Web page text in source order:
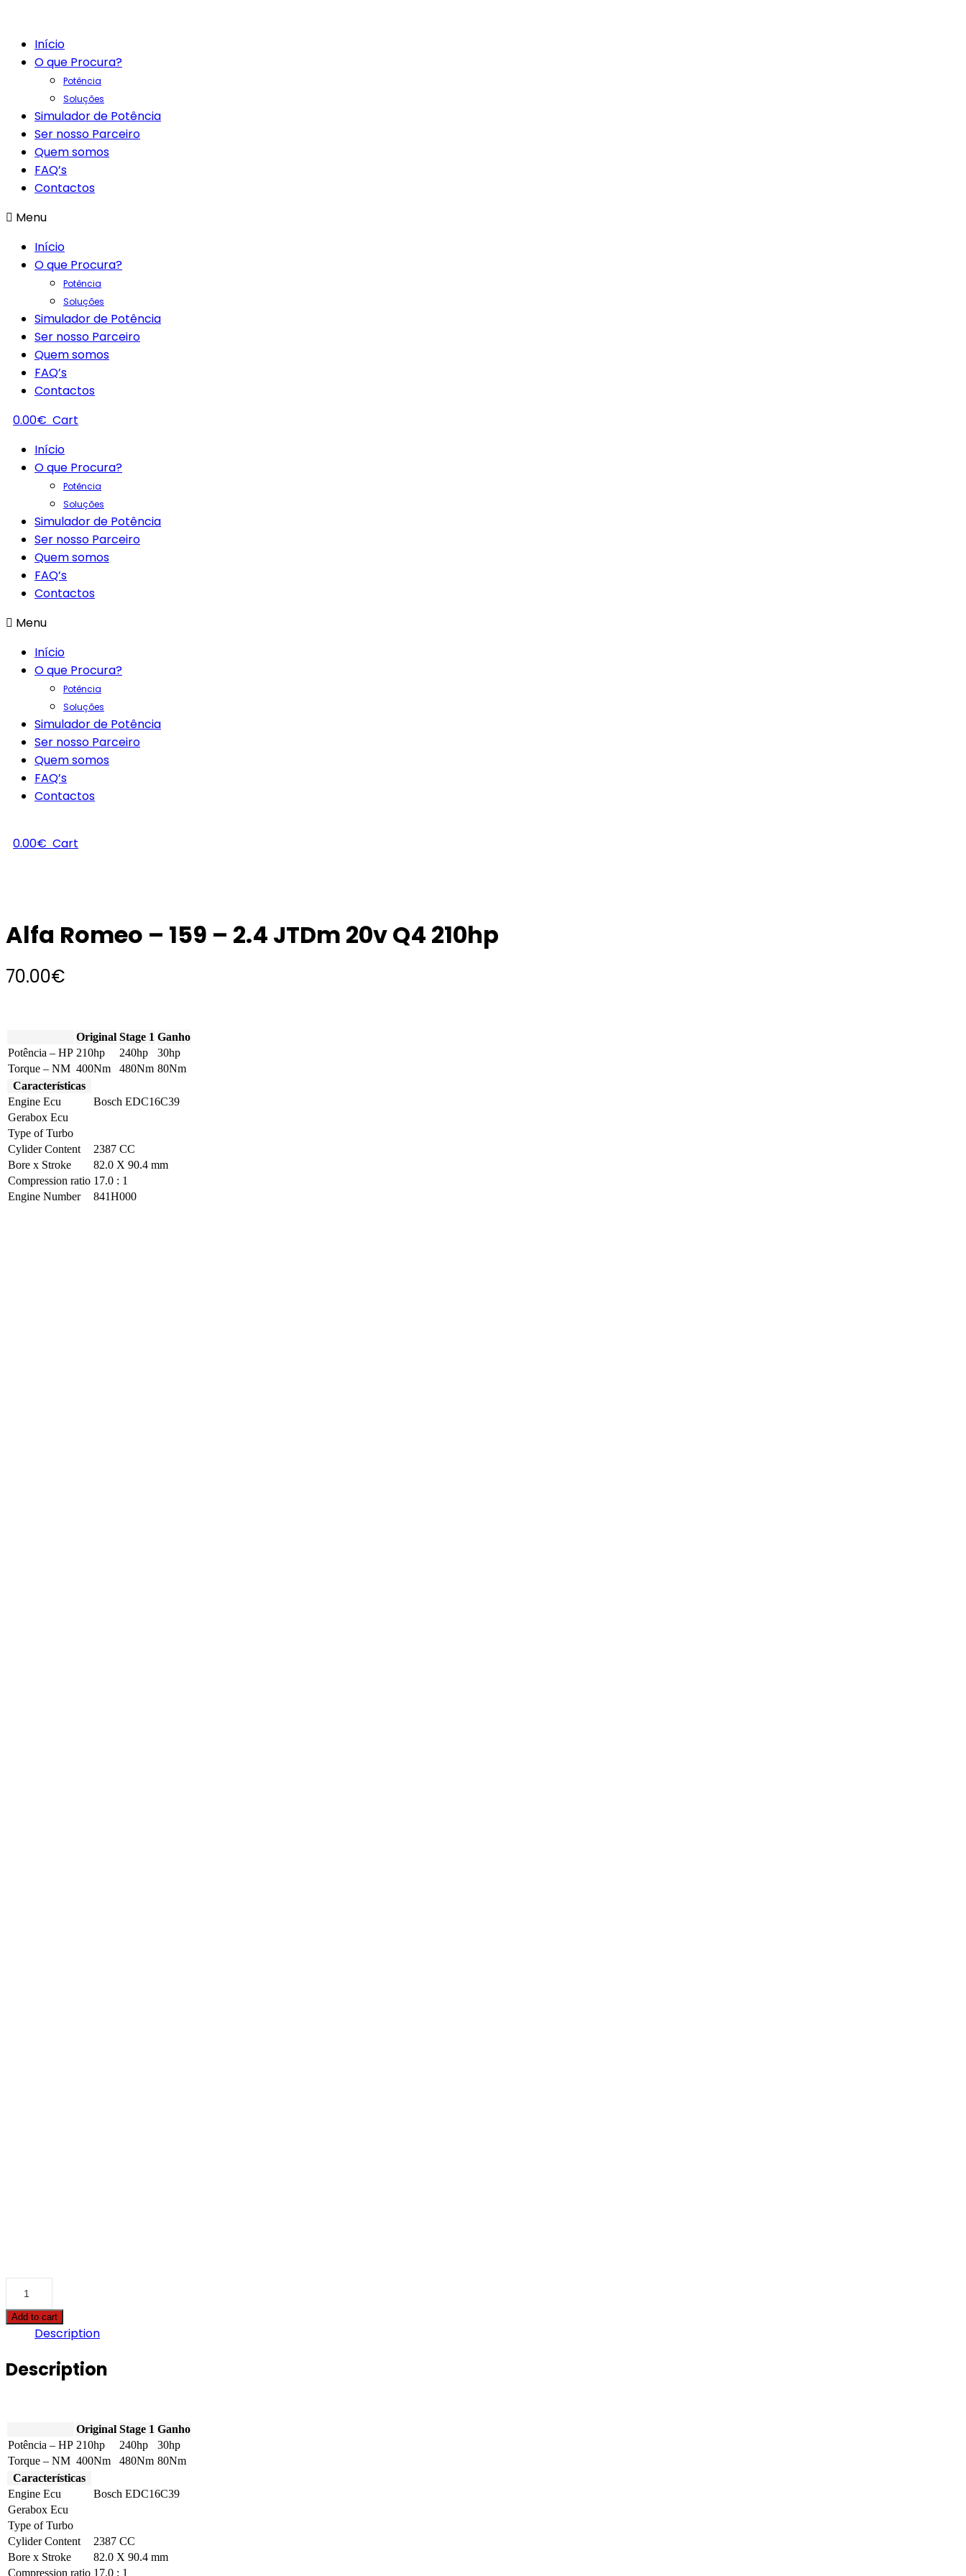
Início
O que Procura?
Potência
Soluções
Simulador de Potência
Ser nosso Parceiro
Quem somos
FAQ’s
Contactos
Menu
Início
O que Procura?
Potência
Soluções
Simulador de Potência
Ser nosso Parceiro
Quem somos
FAQ’s
Contactos
0.00€ Cart
Início
O que Procura?
Potência
Soluções
Simulador de Potência
Ser nosso Parceiro
Quem somos
FAQ’s
Contactos
Menu
Início
O que Procura?
Potência
Soluções
Simulador de Potência
Ser nosso Parceiro
Quem somos
FAQ’s
Contactos
0.00€ Cart
Alfa Romeo – 159 – 2.4 JTDm 20v Q4 210hp
70.00€
Original Stage 1 Ganho
Potência – HP 210hp 240hp
30hp
Torque – NM 400Nm 480Nm 80Nm
Características
Engine Ecu
Bosch EDC16C39
Gerabox Ecu
Type of Turbo
Cylider Content
2387 CC
Bore x Stroke
82.0 X 90.4 mm
Compression ratio 17.0 : 1
Engine Number
841H000
Romeo
-
159
JTDm
20v
Add to cart
Description
Description
Original Stage 1 Ganho
Potência – HP 210hp 240hp
30hp
Torque – NM 400Nm 480Nm 80Nm
Características
Engine Ecu
Bosch EDC16C39
Gerabox Ecu
Type of Turbo
Cylider Content
2387 CC
Bore x Stroke
82.0 X 90.4 mm
Compression ratio 17.0 : 1